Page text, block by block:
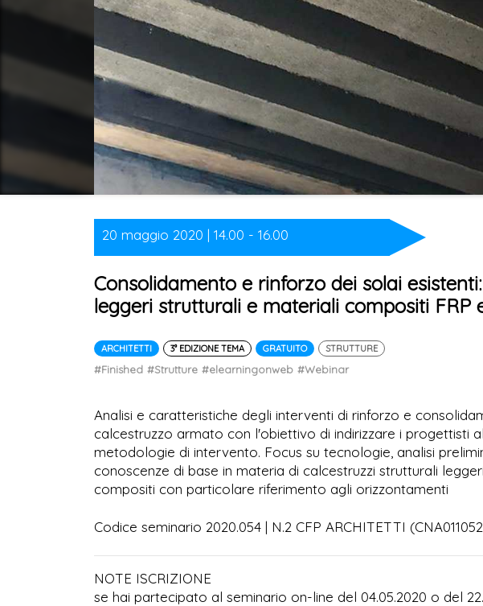
20 maggio 2020 | 14.00 - 16.00
Consolidamento e rinforzo dei solai
leggeri strutturali e materiali compositi FRP
ARCHITETTI 3° EDIZIONE TEMA GRATUITO STRUTTURE
#Finished #Strutture #elearningonweb #Webinar
Analisi e caratteristiche degli interventi di rinforzo e
calcestruzzo armato con l'obiettivo di indirizzare i progettisti
metodologie di intervento. Focus su tecnologie, analisi
conoscenze di base in materia di calcestruzzi strutturali
compositi con particolare riferimento agli orizzontamenti
Codice seminario 2020.054 | N.2 CFP ARCHITETTI
NOTE ISCRIZIONE
se hai partecipato al seminario on-line del 04.05.2020 o del